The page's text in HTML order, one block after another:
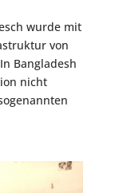
wurde mit
von
Bangladesh
nicht